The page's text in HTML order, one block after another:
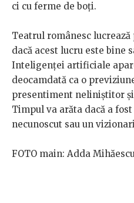
ci cu ferme de boți.
Teatrul românesc
dacă acest lucru este bine
Inteligenței artificiale
deocamdată ca o
presentiment neliniștitor
Timpul va arăta dacă a
necunoscut sau un
FOTO main: Adda